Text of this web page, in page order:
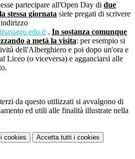
partecipare all'Open Day di due
stessa giornata siete pregati di scrivere
. In sostanza comunque
a metà la visita: per esempio si
dell'Alberghiero e poi dopo un'ora e
Liceo (o viceversa) e agganciarsi alle
da questo utilizzati si avvalgono di
ed utili alle finalità illustrate nella
i cookies Accetta tutti i cookies